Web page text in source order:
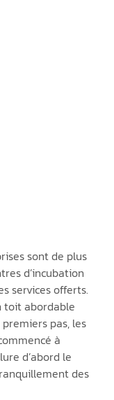
sont de plus
d’incubation
services offerts.
toit abordable
pas, les
à
d’abord le
des